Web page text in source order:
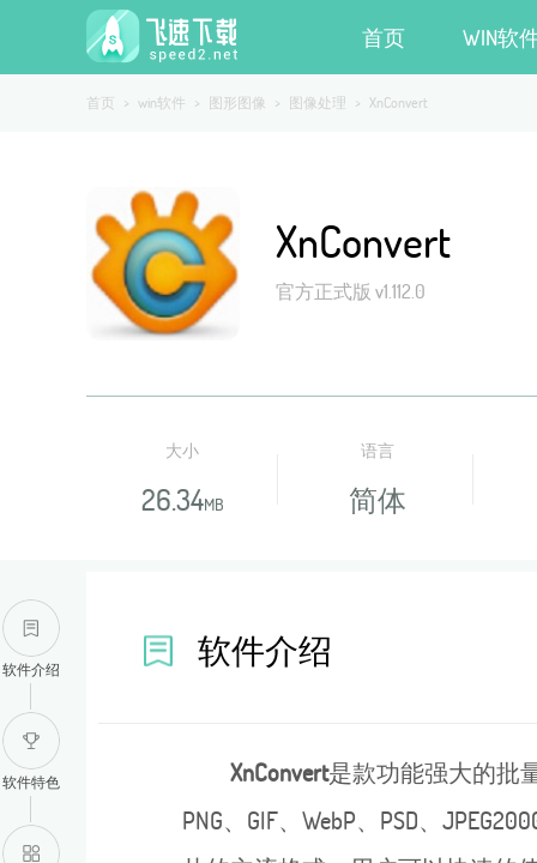
首页 WIN软
首页 > win软件 > 图形图像 > 图像处理 > XnConvert
XnConvert
官方正式版 v1.112.0
大小
26.34MB
语言
简体
软件介绍
XnConvert是款功能强大的批
PNG、GIF、WebP、PSD、
软件介绍
软件特色